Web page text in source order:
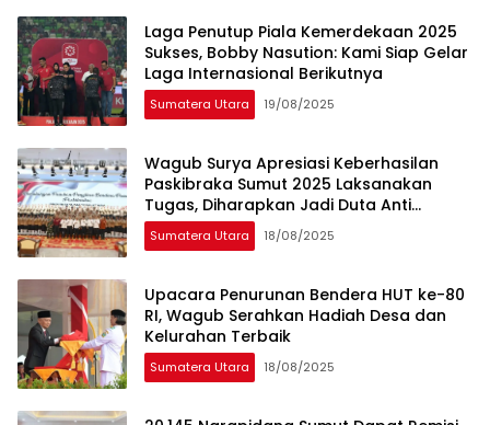
Laga Penutup Piala Kemerdekaan 2025
Sukses, Bobby Nasution: Kami Siap Gelar
Laga Internasional Berikutnya
Sumatera Utara 19/08/2025
Wagub Surya Apresiasi Keberhasilan
Paskibraka Sumut 2025 Laksanakan
Tugas, Diharapkan Jadi Duta Anti
Narkoba di Daerah
Sumatera Utara 18/08/2025
Upacara Penurunan Bendera HUT ke-80
RI, Wagub Serahkan Hadiah Desa dan
Kelurahan Terbaik
Sumatera Utara 18/08/2025